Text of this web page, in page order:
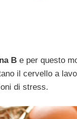
B e per questo
il cervello a
di stress.